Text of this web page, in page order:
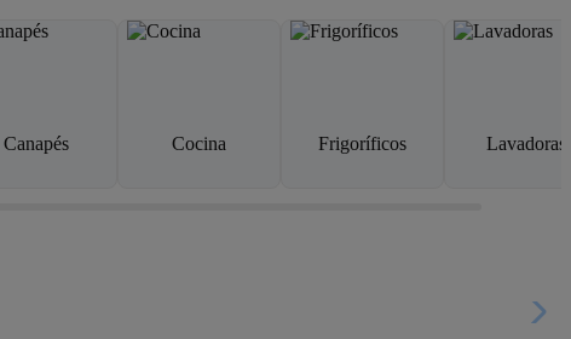
Canapés Cocina Frigoríficos Lavadoras